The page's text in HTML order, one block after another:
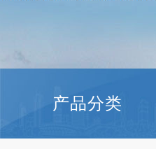
产品分类